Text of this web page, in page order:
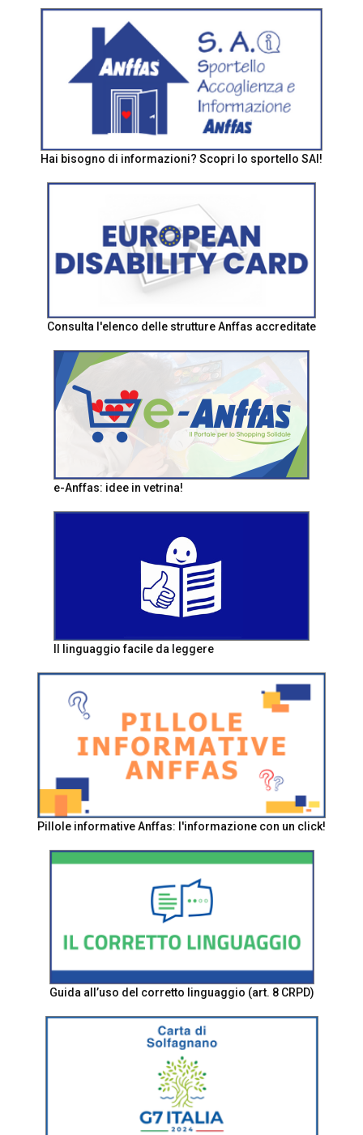
Hai bisogno di informazioni? Scopri lo sportello SAI!
Consulta l'elenco delle strutture Anffas accreditate
e-Anffas: idee in vetrina!
Il linguaggio facile da leggere
Pillole informative Anffas: l'informazione con un click!
Guida all’uso del corretto linguaggio (art. 8 CRPD)